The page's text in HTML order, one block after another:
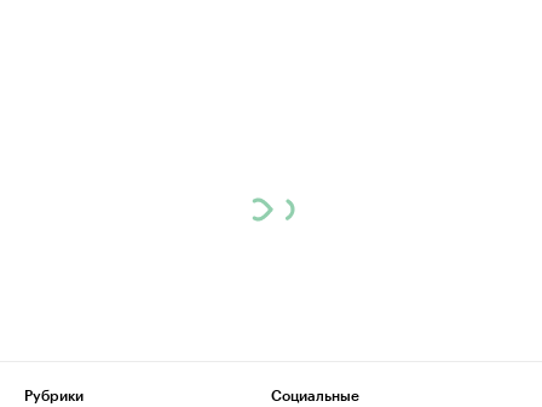
Рубрики
Социальные